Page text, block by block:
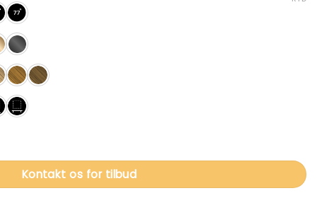
TV antal
Kontakt os for tilbud